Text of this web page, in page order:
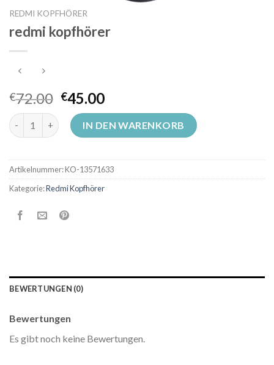
REDMI KOPFHÖRER
redmi kopfhörer
€72.00 €45.00
redmi kopfhörer MengeIN DEN WARENKORB
Artikelnummer:KO-13571633
Kategorie:Redmi Kopfhörer
BEWERTUNGEN (0)
Bewertungen
Es gibt noch keine Bewertungen.